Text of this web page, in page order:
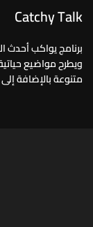
Catchy Talk
برنامج يواكب أحدث
ويطرح مواضيع
متنوعة بالإضافة